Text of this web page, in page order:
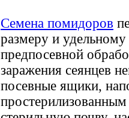
Семена помидоров
размеру и
предпосевной
заражения сеянцев
посевные ящики,